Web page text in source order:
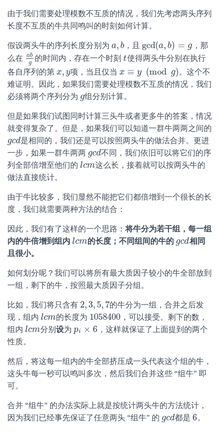
由于我们需要处理模数不互质的情况，我们先考虑两头序列
长度不互质的牛共同鸣叫的时刻如何计算。
假设两头牛的序列长度分别为 a, b
a,b ，且gcd(a, b) = g
gcd(a,b)= g
，那
么在 ab
g
ab g
的时间内，存在一个时刻t
t使得两头牛分别在执行
各自序列的第 x, y
x,y 项，当且仅当x ≡ y (mod g)
x≡y( modg)
。这个不
难证明。因此，如果我们需要处理模数不互质的情况，我们
必须将两个序列分为 g
g组分别计算。
但是如果我们试图同时计算三头牛或者更多牛的答案，情况
就变得复杂了。但是，如果我们可以知道一群牛两两之间的
gcd
gcd是相同的，我们还是可以按照两头牛的做法合并。更进
一步，如果一群牛两两 gcd
gcd不同，我们依旧可以将它们的序
列全部倍增至他们的 lcm
lcm 这么长，接着就可以按两头牛的
做法直接统计。
由于牛比较多，我们显然不能把它们都倍增到一个很长的长
度，我们就需要两种方法的结合：
因此，我们有了这样的一个思路：将牛分为若干组，每一组
内的牛倍增到组内 lcm
lcm 的长度；不同组间的牛的 gcd
gcd相同
且很小。
如何划分呢？我们可以将所有最大质因子较小的牛全部放到
一组，剩下的牛，按照最大质因子分组。
比如，我们将只含有 2,3, 5, 7
2, 3,5,7
的牛分为一组，合并之后发
现，组内 lcm
lcm 的长度为 1058400
1058400 ，可以接受。剩下的数，
组内 lcm
lcm 分别设为pi × 6
pi ×6
，这样就保证了上面提到的两个
性质。
然后，将这每一组内的牛全部挤压成一头代表这个组的牛，
这头牛每一秒可以鸣叫多次，然后我们合并这些 “组牛” 即
可。
合并 “组牛” 的办法实际上就是按统计两头牛的方法统计，
因为我们已经事先保证了任意两头 “组牛” 的 gcd
gcd都是6
6。